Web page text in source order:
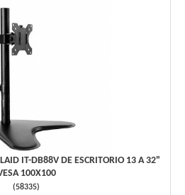
IT-DB88V DE ESCRITORIO 13 A 32"
100X100
(58335)